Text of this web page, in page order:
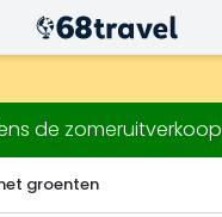
de zomeruitverkoop
groenten